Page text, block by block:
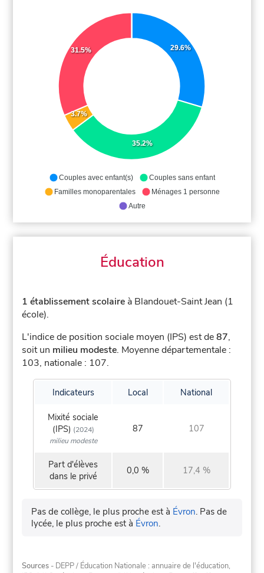
29.6%
35.2%
3.7%
31.5%
Couples avec enfant(s)
Couples sans enfant
Familles monoparentales
Ménages 1 personne
Autre
Éducation
1 établissement scolaire à Blandouet-Saint Jean (1
école).
L'indice de position sociale moyen (IPS) est de87,
soit un milieu modeste. Moyenne départementale :
103, nationale : 107.
Indicateurs Local National
Mixité sociale
(IPS) (2024)
milieu modeste
87 107
Part d'élèves
dans le privé
0,0 % 17,4 %
Pas de collège, le plus proche est à Évron. Pas de
lycée, le plus proche est à Évron.
Sources - DEPP / Éducation Nationale : annuaire de l'éducation,